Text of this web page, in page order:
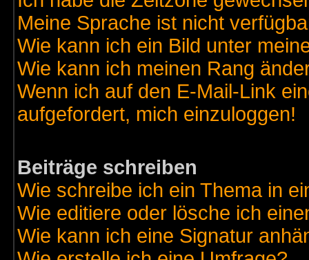
Meine Sprache ist nicht
Wie kann ich ein Bild unter
Wie kann ich meinen Rang
Wenn ich auf den E-Mail-Link
aufgefordert, mich einzuloggen!
Beiträge schreiben
Wie schreibe ich ein Thema in
Wie editiere oder lösche ich
Wie kann ich eine Signatur